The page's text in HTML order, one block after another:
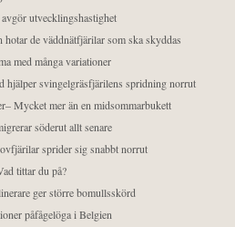
utvecklingshastighet
de väddnätfjärilar som ska skyddas
med många variationer
hjälper svingelgräsfjärilens spridning norrut
Mycket mer än en midsommarbukett
söderut allt senare
sprider sig snabbt norrut
tittar du på?
ger större bomullsskörd
påfågelöga i Belgien